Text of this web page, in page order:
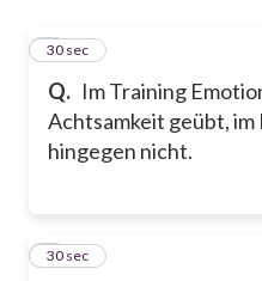
Q. Im Training
Achtsamkeit geübt,
hingegen nicht.
1
30 sec
2
30 sec